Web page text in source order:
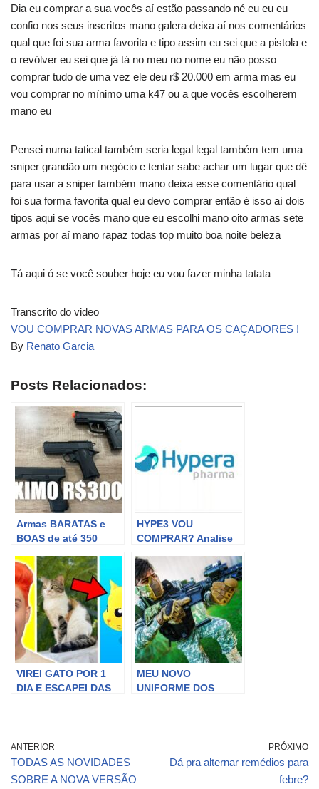
Dia eu comprar a sua vocês aí estão passando né eu eu eu
confio nos seus inscritos mano galera deixa aí nos comentários
qual que foi sua arma favorita e tipo assim eu sei que a pistola e
o revólver eu sei que já tá no meu no nome eu não posso
comprar tudo de uma vez ele deu r$ 20.000 em arma mas eu
vou comprar no mínimo uma k47 ou a que vocês escolherem
mano eu
Pensei numa tatical também seria legal legal também tem uma
sniper grandão um negócio e tentar sabe achar um lugar que dê
para usar a sniper também mano deixa esse comentário qual
foi sua forma favorita qual eu devo comprar então é isso aí dois
tipos aqui se vocês mano que eu escolhi mano oito armas sete
armas por aí mano rapaz todas top muito boa noite beleza
Tá aqui ó se você souber hoje eu vou fazer minha tatata
Transcrito do video
VOU COMPRAR NOVAS ARMAS PARA OS CAÇADORES !
By Renato Garcia
Posts Relacionados:
Armas BARATAS e
BOAS de até 350
HYPE3 VOU
COMPRAR? Analise
Hypera Pharma!
VIREI GATO POR 1
DIA E ESCAPEI DAS
MEU NOVO
UNIFORME DOS
ANTERIOR
TODAS AS NOVIDADES
SOBRE A NOVA VERSÃO
PRÓXIMO
Dá pra alternar remédios para
febre?